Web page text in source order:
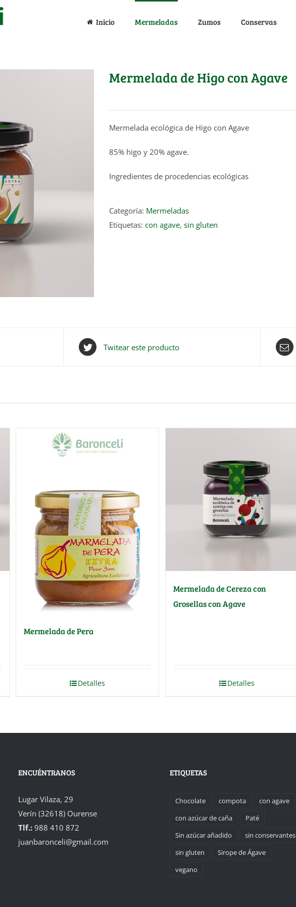
Inicio Mermeladas Zumos Conservas
Mermelada de Higo con Agave
Mermelada ecológica de Higo con Agave
85% higo y 20% agave.
Ingredientes de procedencias ecológicas
Categoría: Mermeladas
Etiquetas: con agave, sin gluten
Twitear este producto
Mermelada de Pera
Detalles
Mermelada de Cereza con
Grosellas con Agave
Detalles
ENCUÉNTRANOS
Lugar Vilaza, 29
Verín (32618) Ourense
Tlf.: 988 410 872
juanbaronceli@gmail.com
ETIQUETAS
Chocolate compota
con agave
con azúcar de caña
Paté
Sin azúcar añadido
sin conservantes
sin gluten
Sirope de Ágave
vegano